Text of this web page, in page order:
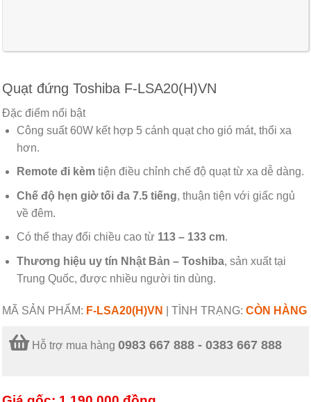
Quạt đứng Toshiba F-LSA20(H)VN
Đặc điểm nổi bật
Công suất 60W kết hợp 5 cánh quạt cho gió mát, thổi xa
hơn.
Remote đi kèmtiện điều chỉnh chế độ quạt từ xa dễ dàng.
Chế độ hẹn giờ tối đa 7.5 tiếng, thuận tiện với giấc ngủ
về đêm.
Có thể thay đổi chiều cao từ 113 – 133 cm.
Thương hiệu uy tín Nhật Bản – Toshiba, sản xuất tại
Trung Quốc, được nhiều người tin dùng.
MÃ SẢN PHẨM: F-LSA20(H)VN TÌNH TRẠNG: CÒN HÀNG
Hỗ trợ mua hàng 0983 667 888 - 0383 667 888